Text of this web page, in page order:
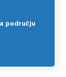
području